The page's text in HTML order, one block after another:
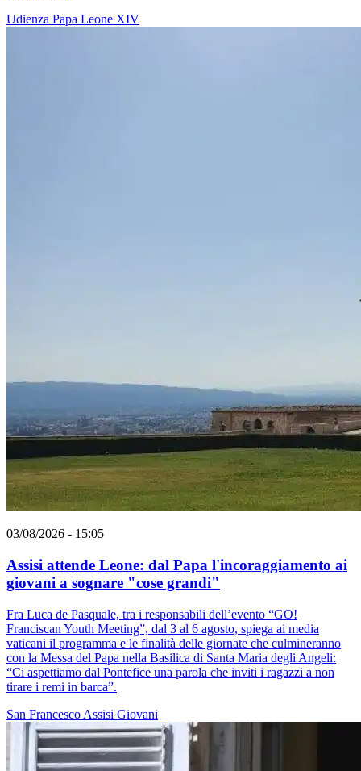
Udienza Papa Leone XIV
03/08/2026 - 15:05
Assisi attende Leone: dal Papa l'incoraggiamento ai
giovani a sognare "cose grandi"
Fra Luca de Pasquale, tra i responsabili dell’evento “GO!
Franciscan Youth Meeting”, dal 3 al 6 agosto, spiega ai media
vaticani il programma e le finalità delle giornate che culmineranno
con la Messa del Papa nella Basilica di Santa Maria degli Angeli:
“Ci aspettiamo dal Pontefice una parola che inviti i ragazzi a non
tirare i remi in barca”.
San Francesco Assisi Giovani